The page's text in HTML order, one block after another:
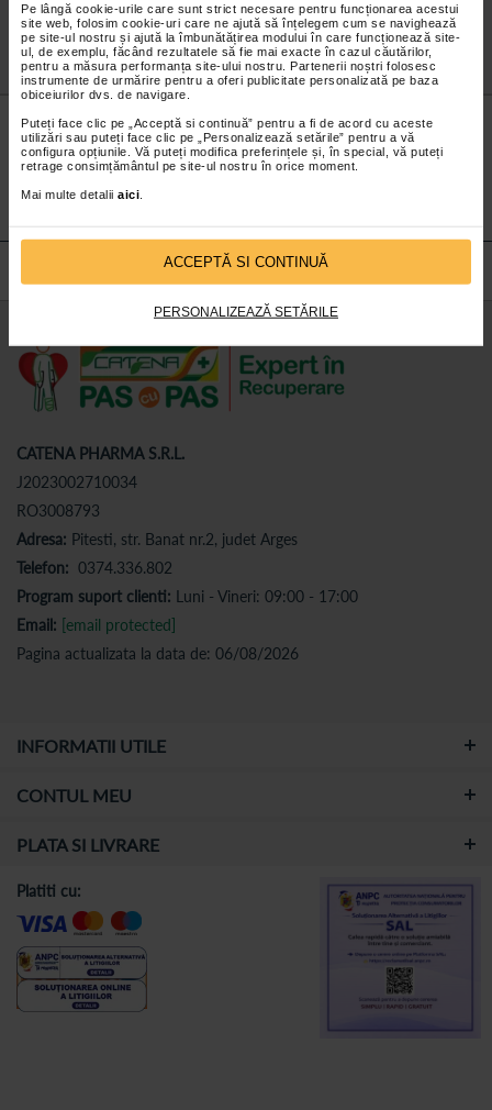
Pe lângă cookie-urile care sunt strict necesare pentru funcționarea acestui
site web, folosim cookie-uri care ne ajută să înțelegem cum se navighează
pe site-ul nostru și ajută la îmbunătățirea modului în care funcționează site-
ul, de exemplu, făcând rezultatele să fie mai exacte în cazul căutărilor,
pentru a măsura performanța site-ului nostru. Partenerii noștri folosesc
instrumente de urmărire pentru a oferi publicitate personalizată pe baza
obiceiurilor dvs. de navigare.
Puteți face clic pe „Acceptă si continuă” pentru a fi de acord cu aceste
utilizări sau puteți face clic pe „Personalizează setările” pentru a vă
configura opțiunile. Vă puteți modifica preferințele și, în special, vă puteți
retrage consimțământul pe site-ul nostru în orice moment.
Mai multe detalii aici
ACCEPTĂ SI CONTINUĂ
PERSONALIZEAZĂ SETĂRILE
Nu lăsa niciunpreț micneobservat.
Abonează-tela newsletter-ul nostru!
CATENA PHARMA S.R.L.
J2023002710034
RO3008793
Adresa: Pitesti, str. Banat nr.2, judet Arges
Telefon: 0374.336.802
Program suport clienti: Luni - Vineri: 09:00 - 17:00
Email: [email protected]
Pagina actualizata la data de: 06/08/2026
INFORMATII UTILE
CONTUL MEU
PLATA SI LIVRARE
Platiti cu: